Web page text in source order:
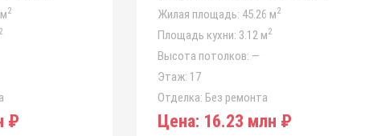
2
2
₽
Жилая площадь: 45.26 м2
Площадь кухни: 3.12 м2
Высота потолков: —
Этаж: 17
Отделка: Без ремонта
Цена: 16.23 млн ₽